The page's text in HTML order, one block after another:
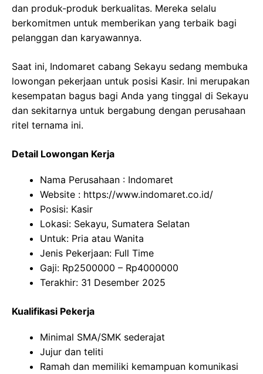
dan produk-produk berkualitas. Mereka selalu
berkomitmen untuk memberikan yang terbaik bagi
pelanggan dan karyawannya.
Saat ini, Indomaret cabang Sekayu sedang membuka
lowongan pekerjaan untuk posisi Kasir. Ini merupakan
kesempatan bagus bagi Anda yang tinggal di Sekayu
dan sekitarnya untuk bergabung dengan perusahaan
ritel ternama ini.
Detail Lowongan Kerja
Nama Perusahaan : Indomaret
Website : https://www.indomaret.co.id/
Posisi: Kasir
Lokasi: Sekayu, Sumatera Selatan
Untuk: Pria atau Wanita
Jenis Pekerjaan: Full Time
Gaji: Rp2500000 – Rp4000000
Terakhir: 31 Desember 2025
Kualifikasi Pekerja
Minimal SMA/SMK sederajat
Jujur dan teliti
Ramah dan memiliki kemampuan komunikasi